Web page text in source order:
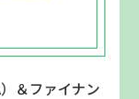
）＆ファイナン